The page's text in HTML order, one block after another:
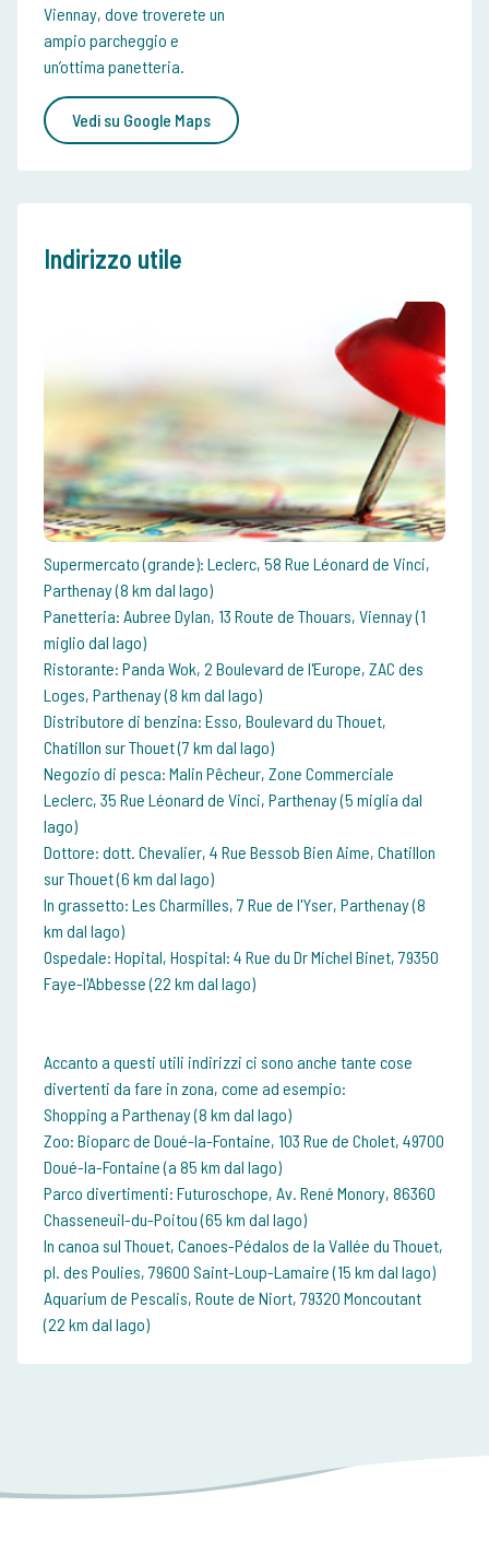
Viennay, dove troverete un
ampio parcheggio e
un’ottima panetteria.
Vedi su Google Maps
Indirizzo utile
Supermercato (grande): Leclerc, 58 Rue Léonard de Vinci,
Parthenay (8 km dal lago)
Panetteria: Aubree Dylan, 13 Route de Thouars, Viennay (1
miglio dal lago)
Ristorante: Panda Wok, 2 Boulevard de l'Europe, ZAC des
Loges, Parthenay (8 km dal lago)
Distributore di benzina: Esso, Boulevard du Thouet,
Chatillon sur Thouet (7 km dal lago)
Negozio di pesca: Malin Pêcheur, Zone Commerciale
Leclerc, 35 Rue Léonard de Vinci, Parthenay (5 miglia dal
lago)
Dottore: dott. Chevalier, 4 Rue Bessob Bien Aime, Chatillon
sur Thouet (6 km dal lago)
In grassetto: Les Charmilles, 7 Rue de l'Yser, Parthenay (8
km dal lago)
Ospedale: Hopital, Hospital: 4 Rue du Dr Michel Binet, 79350
Faye-l'Abbesse (22 km dal lago)
Accanto a questi utili indirizzi ci sono anche tante cose
divertenti da fare in zona, come ad esempio:
Shopping a Parthenay (8 km dal lago)
Zoo: Bioparc de Doué-la-Fontaine, 103 Rue de Cholet, 49700
Doué-la-Fontaine (a 85 km dal lago)
Parco divertimenti: Futuroschope, Av. René Monory, 86360
Chasseneuil-du-Poitou (65 km dal lago)
In canoa sul Thouet, Canoes-Pédalos de la Vallée du Thouet,
pl. des Poulies, 79600 Saint-Loup-Lamaire (15 km dal lago)
Aquarium de Pescalis, Route de Niort, 79320 Moncoutant
(22 km dal lago)